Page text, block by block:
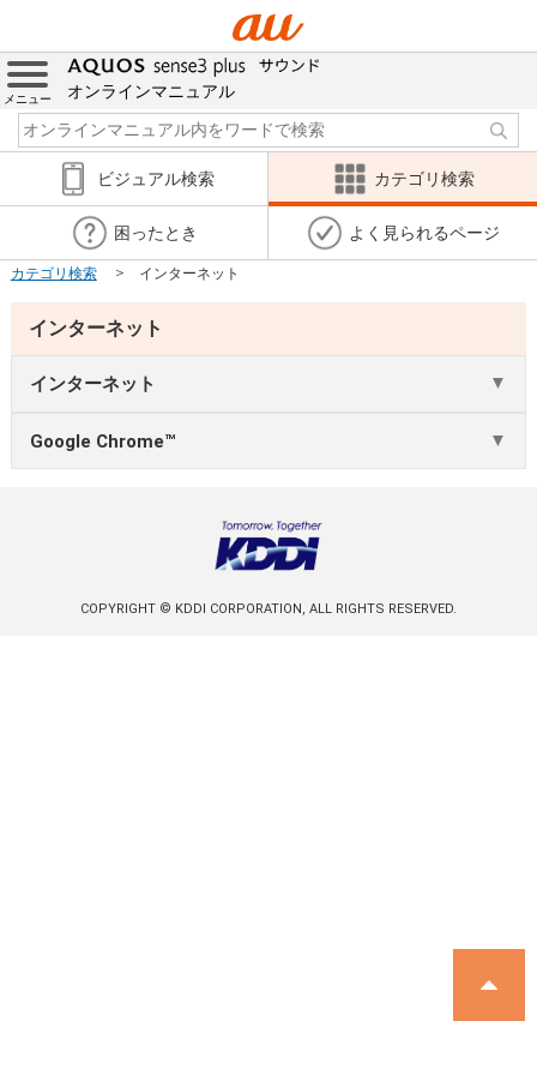
メニュー オンラインマニュアル
ビジュアル検索 カテゴリ検索
困ったとき よく見られるページ
カテゴリ検索 インターネット
インターネット
インターネット
Google Chrome™
COPYRIGHT © KDDI CORPORATION, ALL RIGHTS RESERVED.